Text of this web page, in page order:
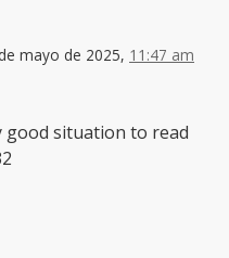
mayo de 2025, 11:47 am
good situation to read